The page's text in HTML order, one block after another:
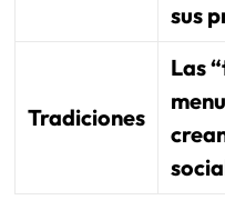
sus
Tradiciones
Las